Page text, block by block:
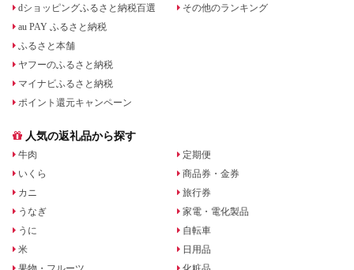
dショッピングふるさと納税百選
au PAY ふるさと納税
ふるさと本舗
ヤフーのふるさと納税
マイナビふるさと納税
ポイント還元キャンペーン
その他のランキング
人気の返礼品から探す
牛肉
いくら
カニ
うなぎ
うに
米
定期便
商品券・金券
旅行券
家電・電化製品
自転車
日用品